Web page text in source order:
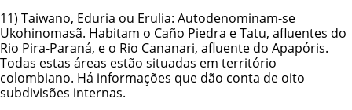
11) Taiwano, Eduria ou Erulia: Autodenominam-se
Ukohinomasã. Habitam o Caño Piedra e Tatu, afluentes do
Rio Pira-Paraná, e o Rio Cananari, afluente do Apapóris.
Todas estas áreas estão situadas em território
colombiano. Há informações que dão conta de oito
subdivisões internas.